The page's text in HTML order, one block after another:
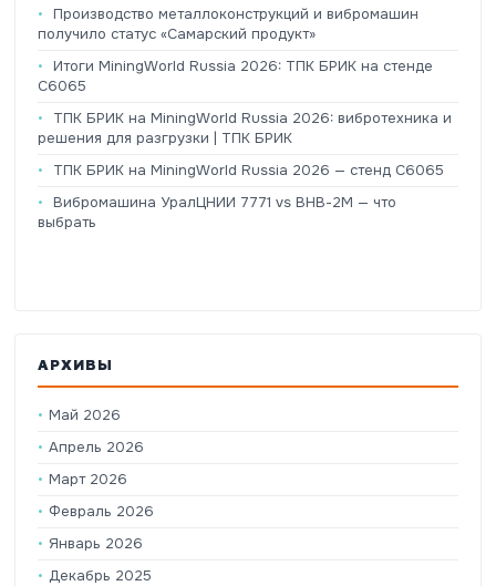
Производство металлоконструкций и вибромашин
получило статус «Самарский продукт»
Итоги MiningWorld Russia 2026: ТПК БРИК на стенде
C6065
ТПК БРИК на MiningWorld Russia 2026: вибротехника и
решения для разгрузки | ТПК БРИК
ТПК БРИК на MiningWorld Russia 2026 — стенд C6065
Вибромашина УралЦНИИ 7771 vs ВНВ-2М — что
выбрать
АРХИВЫ
Май 2026
Апрель 2026
Март 2026
Февраль 2026
Январь 2026
Декабрь 2025